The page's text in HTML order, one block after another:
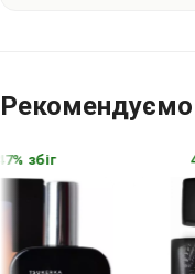
збіг